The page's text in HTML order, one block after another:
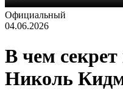
Официальный
04.06.2026
В чем
Николь